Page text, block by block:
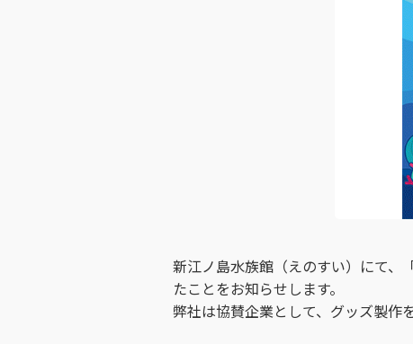
新江ノ島水族館（えのすい）にて
たことをお知らせします。
弊社は協賛企業として、グッズ製作